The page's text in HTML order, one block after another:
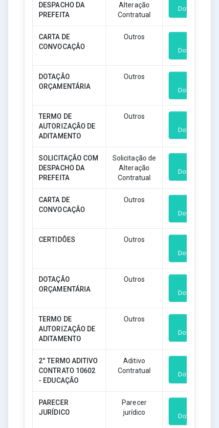
DESPACHO DA
PREFEITA
Alteração
Contratual
Download
CARTA DE
CONVOCAÇÃO
Outros
Download
DOTAÇÃO
ORÇAMENTÁRIA
Outros
Download
TERMO DE
AUTORIZAÇÃO DE
ADITAMENTO
Outros
Download
SOLICITAÇÃO COM
DESPACHO DA
PREFEITA
Solicitação de
Alteração
Contratual
Download
CARTA DE
CONVOCAÇÃO
Outros
Download
CERTIDÕES Outros
Download
DOTAÇÃO
ORÇAMENTÁRIA
Outros
Download
TERMO DE
AUTORIZAÇÃO DE
ADITAMENTO
Outros
Download
2° TERMO ADITIVO
CONTRATO 10602
- EDUCAÇÃO
Aditivo
Contratual
Download
PARECER
JURÍDICO
Parecer
jurídico
Download